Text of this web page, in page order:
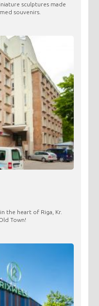
sculptures made
souvenirs.
the heart of Riga, Kr.
Town!